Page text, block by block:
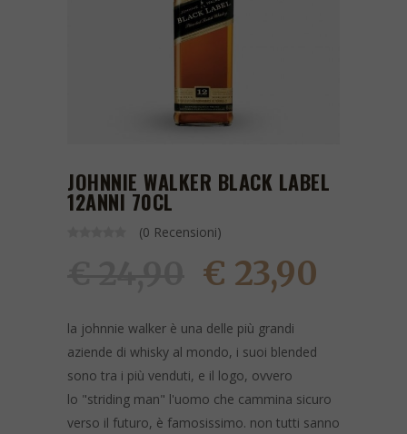
JOHNNIE WALKER BLACK LABEL
12ANNI 70CL
(0 Recensioni)
€ 23,90
la johnnie walker è una delle più grandi
aziende di whisky al mondo, i suoi blended
sono tra i più venduti, e il logo, ovvero
lo "striding man" l'uomo che cammina sicuro
verso il futuro, è famosissimo. non tutti sanno